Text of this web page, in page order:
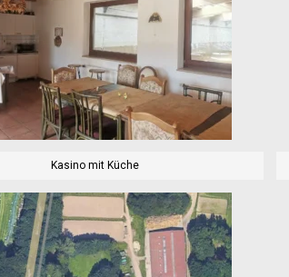
Kasino mit Küche